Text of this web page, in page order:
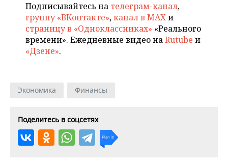
Подписывайтесь на телеграм-канал,
группу «ВКонтакте»,канал в MAXи
страницу в «Одноклассниках» «Реального
времени». Ежедневные видео наRutube и
«Дзене».
Экономика Финансы
Поделитесь в соцсетях